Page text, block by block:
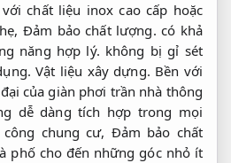
chất liệu inox cao cấp hoặc
Đảm bảo chất lượng. có khả
năng hợp lý. không bị gỉ sét
Vật liệu xây dựng. Bền với
của giàn phơi trần nhà thông
dễ dàng tích hợp trong mọi
chung cư, Đảm bảo chất
phố cho đến những góc nhỏ ít